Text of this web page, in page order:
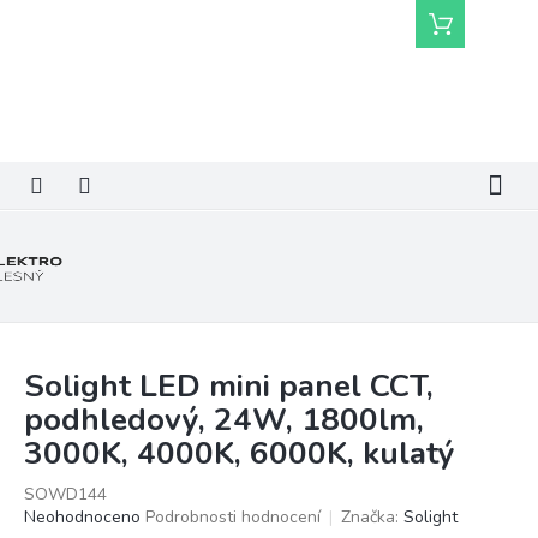
Nákupní
košík
Solight LED mini panel CCT,
podhledový, 24W, 1800lm,
3000K, 4000K, 6000K, kulatý
SOWD144
Průměrné
Neohodnoceno Podrobnosti hodnocení Značka: Solight